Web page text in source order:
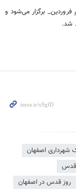
برگزار می‌شود و
شد.
شهرداری اصفهان
قدس
روز قدس در اصفهان